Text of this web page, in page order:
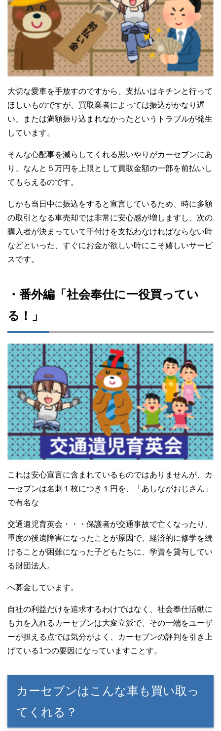
大切な愛車を手放すのですから、支払いはキチンと行って
ほしいものですが、買取業者によっては振込がかなり遅
い、または満額振り込まれなかったというトラブルが発生
しています。
そんな心配事を減らしてくれる思いやりがカーセブンにあ
り、なんと５万円を上限として買取金額の一部を前払いし
てもらえるのです。
しかも当日中に振込をすると宣言しているため、時に多額
の取引となる車売却では非常に安心感が増しますし、次の
購入者が決まっていて手付けを支払わなければならない時
などといった、すぐにお金が欲しい時にこそ嬉しいサービ
スです。
・番外編「社会奉仕に一役買ってい
る！」
これは安心宣言に含まれているものではありませんが、カ
ーセブンは名刺１枚につき１円を、「あしながおじさん」
で有名な
交通遺児育英会・・・保護者が交通事故で亡くなったり、
重度の後遺障害になったことが原因で、経済的に修学を続
けることが困難になった子どもたちに、学資を貸与してい
る財団法人。
へ募金しています。
自社の利益だけを追求するわけではなく、社会奉仕活動に
も力を入れるカーセブンは大変立派で、その一端をユーザ
ーが担える点では気分がよく、カーセブンの評判を引き上
げている1つの要因になっていますことす。
カーセブンはこんな車も買い取っ
てくれる？